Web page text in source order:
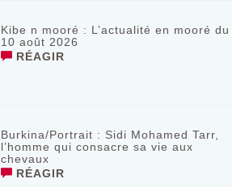
Kibe n mooré : L’actualité en mooré du
10 août 2026
RÉAGIR
Burkina/Portrait : Sidi Mohamed Tarr,
l’homme qui consacre sa vie aux
chevaux
RÉAGIR